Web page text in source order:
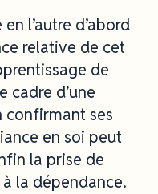
l’autre d’abord
relative de cet
de
cadre d’une
confirmant ses
en soi peut
la prise de
la dépendance.